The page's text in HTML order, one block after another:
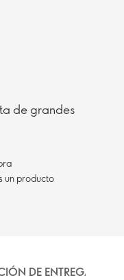
de grandes
un producto
DE ENTREGA